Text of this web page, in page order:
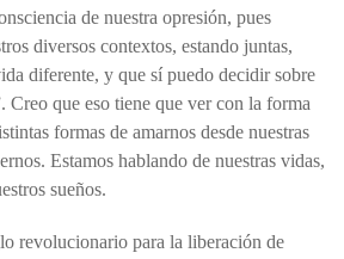
de nuestra opresión, pues
diversos contextos, estando juntas,
diferente, y que sí puedo decidir sobre
Creo que eso tiene que ver con la forma
formas de amarnos desde nuestras
Estamos hablando de nuestras vidas,
sueños.
revolucionario para la liberación de